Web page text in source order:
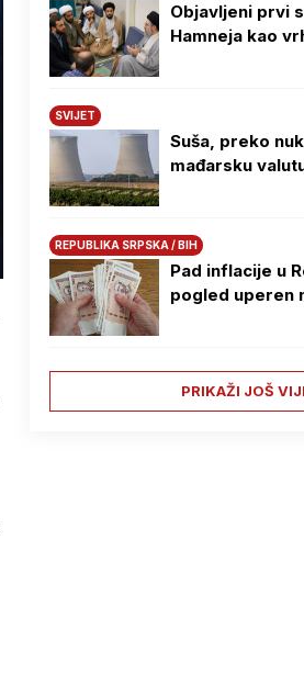
Objavljeni prvi
Hamneja kao
SVIJET
Suša, preko
mađarsku
REPUBLIKA SRPSKA / BIH
Pad inflacije u
pogled uperen
PRIKAŽI JOŠ